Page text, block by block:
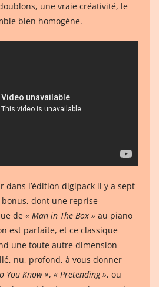
une vraie créativité, le
bien homogène.
dans l’édition digipack il y a sept
dont une reprise
de « Man in The Box » au piano
est parfaite, et ce classique
une toute autre dimension
nu, profond, à vous donner
You Know », « Pretending », ou